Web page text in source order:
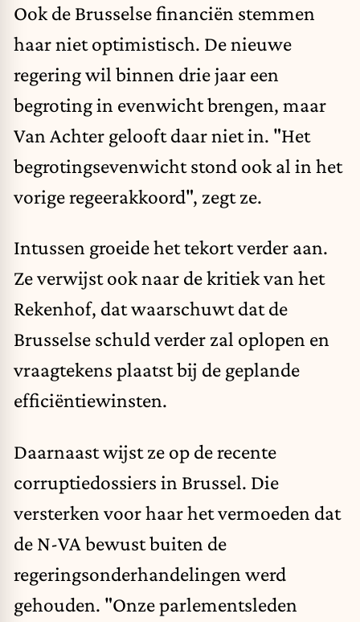
Ook de Brusselse financiën stemmen
haar niet optimistisch. De nieuwe
regering wil binnen drie jaar een
begroting in evenwicht brengen, maar
Van Achter gelooft daar niet in. "Het
begrotingsevenwicht stond ook al in het
vorige regeerakkoord", zegt ze.
Intussen groeide het tekort verder aan.
Ze verwijst ook naar de kritiek van het
Rekenhof, dat waarschuwt dat de
Brusselse schuld verder zal oplopen en
vraagtekens plaatst bij de geplande
efficiëntiewinsten.
Daarnaast wijst ze op de recente
corruptiedossiers in Brussel. Die
versterken voor haar het vermoeden dat
de N-VA bewust buiten de
regeringsonderhandelingen werd
gehouden. "Onze parlementsleden